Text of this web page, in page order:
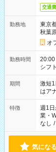
交通費
勤務地
東京
秋葉
オ
勤務時間
20:00
シフ
期間
激短
はア
特徴 週1
業・
なし /
気にな